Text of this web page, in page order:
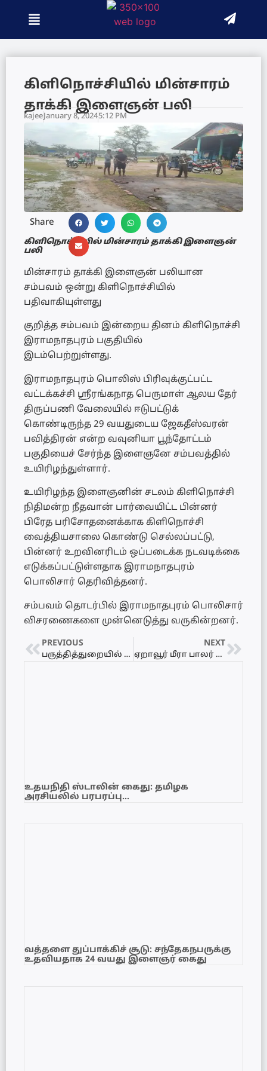
கிளிநொச்சியில் மின்சாரம்
தாக்கி இளைஞன் பலி
kajee January 8, 20245:12 PM
Share
கிளிநொச்சியில் மின்சாரம் தாக்கி இளைஞன்
பலி
மின்சாரம் தாக்கி இளைஞன் பலியான
சம்பவம் ஒன்று கிளிநொச்சியில்
பதிவாகியுள்ளது
குறித்த சம்பவம் இன்றைய தினம் கிளிநொச்சி
இராமநாதபுரம் பகுதியில்
இடம்பெற்றுள்ளது.
இராமநாதபுரம் பொலிஸ் பிரிவுக்குட்பட்ட
வட்டக்கச்சி ஸ்ரீரங்கநாத பெருமாள் ஆலய தேர்
திருப்பணி வேலையில் ஈடுபட்டுக்
கொண்டிருந்த 29 வயதுடைய ஜேகதீஸ்வரன்
பவித்திரன் என்ற வவுனியா பூந்தோட்டம்
பகுதியைச் சேர்ந்த இளைஞனே சம்பவத்தில்
உயிரிழந்துள்ளார்.
உயிரிழந்த இளைஞனின் சடலம் கிளிநொச்சி
நிதிமன்ற நீதவான் பார்வையிட்ட பின்னர்
பிரேத பரிசோதனைக்காக கிளிநொச்சி
வைத்தியசாலை கொண்டு செல்லப்பட்டு,
பின்னர் உறவினரிடம் ஒப்படைக்க நடவடிக்கை
எடுக்கப்பட்டுள்ளதாக இராமநாதபுரம்
பொலிசார் தெரிவித்தனர்.
சம்பவம் தொடர்பில் இராமநாதபுரம் பொலிசார்
விசரணைகளை முன்னெடுத்து வருகின்றனர்.
PREVIOUS
பருத்தித்துறையில் கஞ்சா மீட்பு!
NEXT
ஏறாவூர் மீரா பாலர் பாடசாலையின் பரிசளிப்பு விழாவும், கலை நிகழ்வும்
உதயநிதி ஸ்டாலின் கைது: தமிழக
அரசியலில் பரபரப்பு…
வத்தளை துப்பாக்கிச் சூடு: சந்தேகநபருக்கு
உதவியதாக 24 வயது இளைஞர் கைது